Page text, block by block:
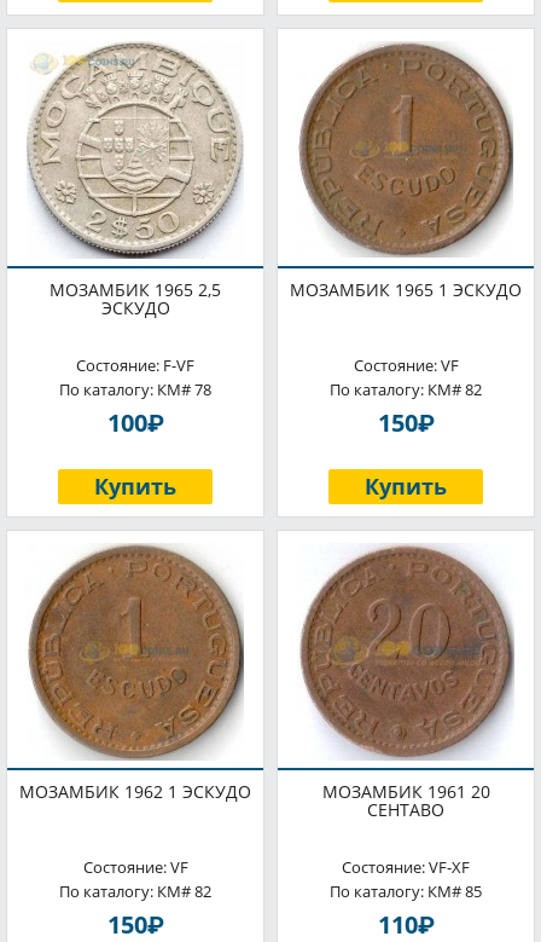
МОЗАМБИК 1965 2,5
ЭСКУДО
Состояние: F-VF
По каталогу: КМ# 78
100P
Купить
МОЗАМБИК 1965 1 ЭСКУДО
Состояние: VF
По каталогу: КМ# 82
150P
Купить
МОЗАМБИК 1962 1 ЭСКУДО
Состояние: VF
По каталогу: КМ# 82
150P
МОЗАМБИК 1961 20
СЕНТАВО
Состояние: VF-XF
По каталогу: КМ# 85
110P